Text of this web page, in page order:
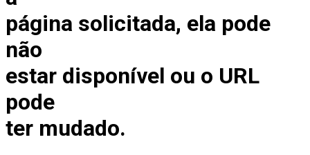
página solicitada, ela pode
não
estar disponível ou o URL
pode
ter mudado.